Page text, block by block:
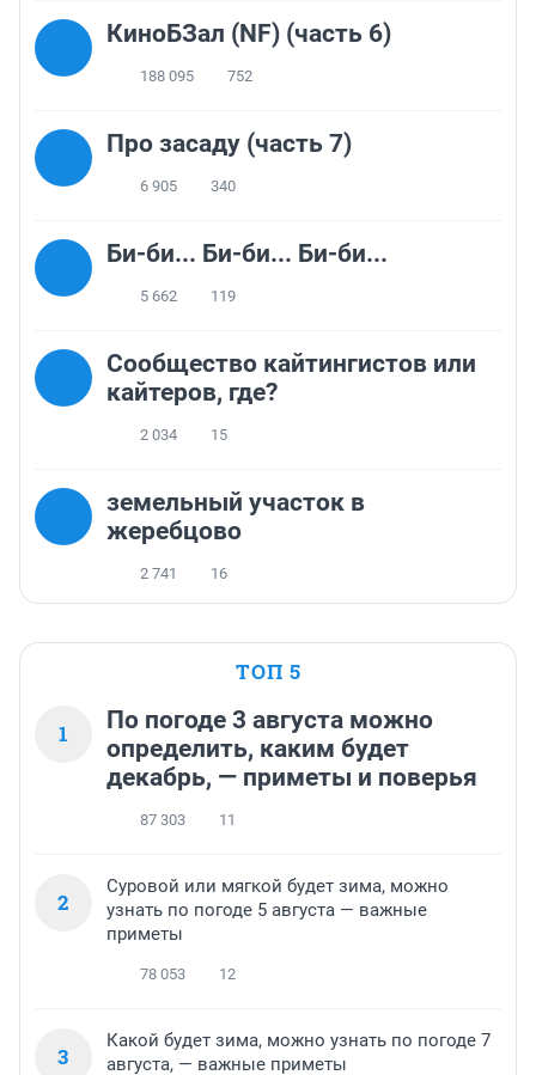
КиноБЗал (NF) (часть 6)
188 095 752
Про засаду (часть 7)
6 905 340
Би-би... Би-би... Би-би...
5 662 119
Сообщество кайтингистов или
кайтеров, где?
2 034 15
земельный участок в
жеребцово
2 741 16
ТОП 5
1
По погоде 3 августа можно
определить, каким будет
декабрь, — приметы и поверья
87 303 11
2
Суровой или мягкой будет зима, можно
узнать по погоде 5 августа — важные
приметы
78 053 12
3
Какой будет зима, можно узнать по погоде 7
августа, — важные приметы